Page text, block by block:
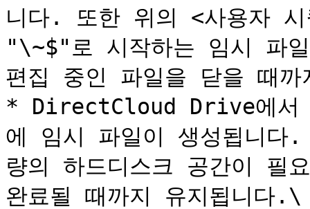
니다. 또한 위의 <사용자
"\~$"로 시작하는 임시 파
편집 중인 파일을 닫을 때까
* DirectCloud Drive에서
에 임시 파일이 생성됩니다
량의 하드디스크 공간이 필
완료될 때까지 유지됩니다.\